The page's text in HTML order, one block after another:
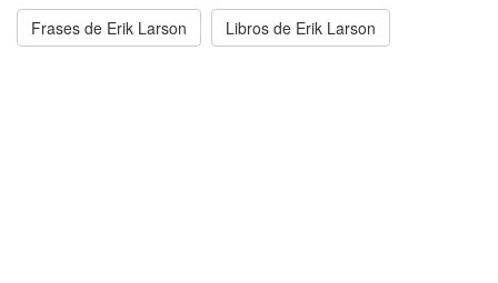
Frases de Erik Larson Libros de Erik Larson